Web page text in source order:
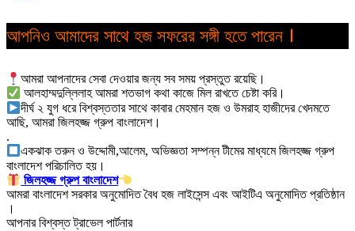
আপনিও আমাদের সাথে হজ সফরের সঙ্গী হতে পারেন ।
আমরা আপনাদের সেবা দেওয়ার জন্য সব সময় প্রস্তুত রয়েছি।
আলহাম্মদুল্লিলাহ আমরা শতভাগ কথা কাজে মিল রাখতে চেষ্টা করি।
দীর্ঘ ২ যুগ ধরে বিশ্বস্ততার সাথে কাবার মেহমান হজ ও উমরাহ হাজীদের খেদমতে
আছি, আমরা জিলহজ্জ গ্রুপ বাংলাদেশ।
.
একঝাক তরুন ও উদ্দোমী,আলেম, অভিজ্ঞতা সম্পন্ন টীমের মাধ্যমে জিলহজ্জ গ্রুপ
বাংলাদেশ পরিচালিত হয়।
জিলহজ্জ গ্রুপ বাংলাদেশ
আমরা বাংলাদেশ সরকার অনুমোদিত বৈধ হজ লাইসেন্স এবং আইটিএ অনুমোদিত প্রতিষ্ঠান
।
আপনার বিশ্বস্ত ট্রাভেল পার্টনার